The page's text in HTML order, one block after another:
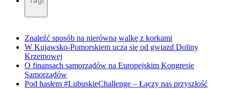
Znaleźć sposób na nierówną walkę z korkami
W Kujawsko-Pomorskiem uczą się od gwiazd Doliny
Krzemowej
O finansach samorządów na Europejskim Kongresie
Samorządów
Pod hasłem #LubuskieChallenge – Łączy nas przyszłość